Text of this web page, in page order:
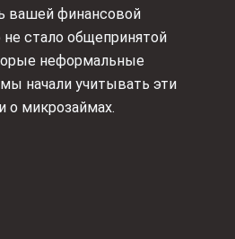
вашей финансовой
не стало общепринятой
неформальные
начали учитывать эти
о микрозаймах.